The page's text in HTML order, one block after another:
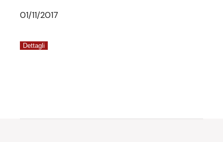
01/11/2017
Dettagli